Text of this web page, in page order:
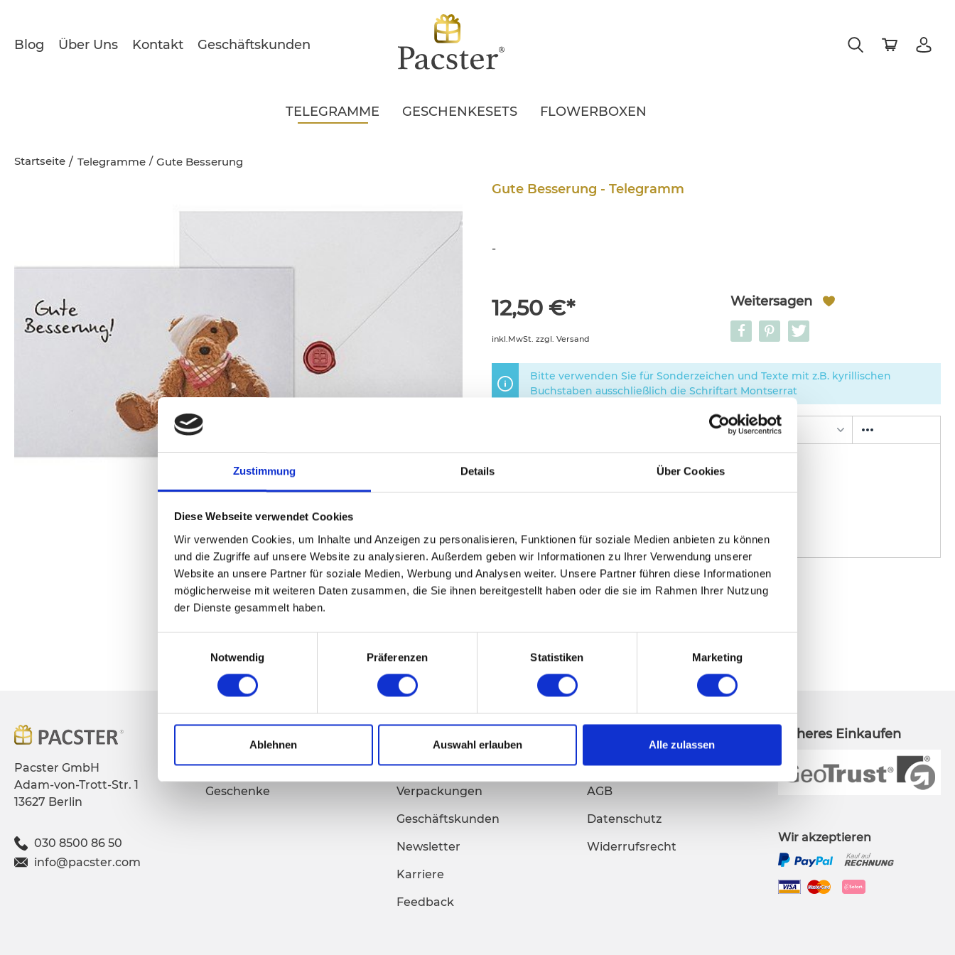
Zustimmung Details Über Cookies
Diese Webseite verwendet Cookies
Wir verwenden Cookies, um Inhalte und Anzeigen zu personalisieren, Funktionen für soziale Medien anbieten zu können
und die Zugriffe auf unsere Website zu analysieren. Außerdem geben wir Informationen zu Ihrer Verwendung unserer
Website an unsere Partner für soziale Medien, Werbung und Analysen weiter. Unsere Partner führen diese Informationen
möglicherweise mit weiteren Daten zusammen, die Sie ihnen bereitgestellt haben oder die sie im Rahmen Ihrer Nutzung
der Dienste gesammelt haben.
Notwendig
Präferenzen Statistiken Marketing
Ablehnen Auswahl erlauben Alle zulassen
Blog Über Uns Kontakt Geschäftskunden
TELEGRAMME GESCHENKESETS FLOWERBOXEN
Startseite Telegramme / Gute Besserung
Gute Besserung - Telegramm
-
12,50 €*
inkl.MwSt. zzgl. Versand
Weitersagen
Bitte verwenden Sie für Sonderzeichen und Texte mit z.B. kyrillischen
Buchstaben ausschließlich die Schriftart Montserrat
12pt
auswählen
Pacster GmbH
Adam-von-Trott-Str. 1
13627 Berlin
030 8500 86 50
info@pacster.com
Telegramme
Geschenke
Versand
Verpackungen
Geschäftskunden
Newsletter
Karriere
Feedback
Impressum
AGB
Datenschutz
Widerrufsrecht
Sicheres Einkaufen
Wir akzeptieren